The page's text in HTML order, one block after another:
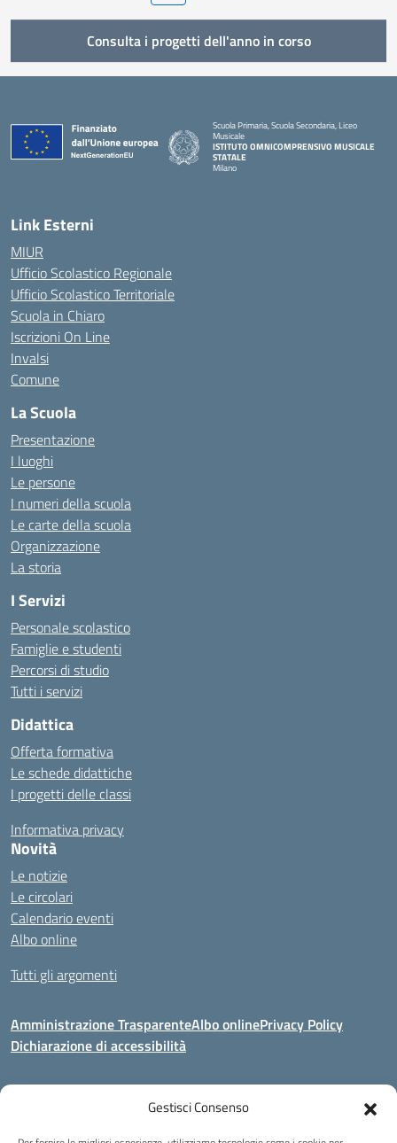
Gestisci Consenso
Consulta i progetti dell'anno in corso
Scuola Primaria, Scuola Secondaria, Liceo
Musicale
ISTITUTO OMNICOMPRENSIVO MUSICALE
STATALE
Milano
Link Esterni
MIUR
Ufficio Scolastico Regionale
Ufficio Scolastico Territoriale
Scuola in Chiaro
Iscrizioni On Line
Invalsi
Comune
La Scuola
Presentazione
I luoghi
Le persone
I numeri della scuola
Le carte della scuola
Organizzazione
La storia
I Servizi
Personale scolastico
Famiglie e studenti
Percorsi di studio
Tutti i servizi
Didattica
Offerta formativa
Le schede didattiche
I progetti delle classi
Informativa privacy
Novità
Le notizie
Le circolari
Calendario eventi
Albo online
Tutti gli argomenti
Amministrazione TrasparenteAlbo onlinePrivacy Policy
Dichiarazione di accessibilità
Via Corridoni 34/36 Milano